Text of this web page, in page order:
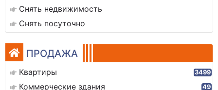
Снять недвижимость
Снять посуточно
ПРОДАЖА
Квартиры 3499
Коммерческие здания 49